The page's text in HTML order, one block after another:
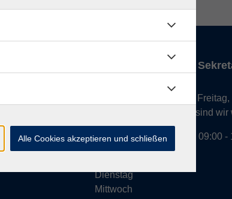
Öffnungszeiten des
Wir machen Urlaub von
Ab Montag, 24. August, sind
Montag
Dienstag
Mittwoch
09:00 -
Alle Cookies akzeptieren und schließen